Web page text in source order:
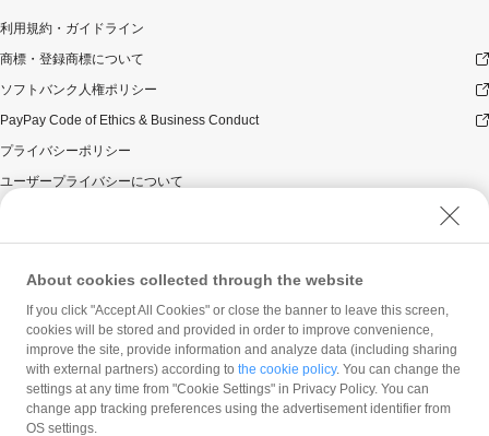
ンペーン期間中のPayPayボーナスの付与額が合計10,000
円相当を超えるときには、当該付与額の合計が10,000円
相当となるよう付与いたします（付与額の合計がキャン
ペーン期間中10,000円相当を超えることはございませ
ん）。
対象店舗との取引の全部又は一部について取り消され、
解除され（合意解除を含みます。）、または無効となっ
理由の如何にかかわらず、また、対象店舗による返金の
有無にかかわらず、当該取消し等の対象となったPayPay
決済についてのPayPayボーナスの付与は全て取り消され
対象店舗との取引について取消し等となった場合、取消
返金の有無にかかわらず、「キャンペーン期間中の付与
合計」は将来に向かってのみ減額されます。そのため、
「キャンペーン期間中の付与合計」が上限に到達して以
降に取消し等となった場合であっても、当該上限到達か
ら取消し等までのPayPay決済について本キャンペーンに
よるPayPayボーナスの付与が行われることはありませ
利用規約・ガイドライン
商標・登録商標について
ソフトバンク人権ポリシー
PayPay Code of Ethics & Business Conduct
プライバシーポリシー
ユーザープライバシーについて
ウェブサイト利用規約
反社会的勢力に対する方針
勧誘方針
マネロン等基本方針
カスタマーハラスメントに関する当社の考え方
About cookies collected through the website
If you click "Accept All Cookies" or close the banner to leave this screen,
cookies will be stored and provided in order to improve convenience,
improve the site, provide information and analyze data (including sharing
with external partners) according to the cookie policy. You can change the
settings at any time from "Cookie Settings" in Privacy Policy. You can
change app tracking preferences using the advertisement identifier from
OS settings.